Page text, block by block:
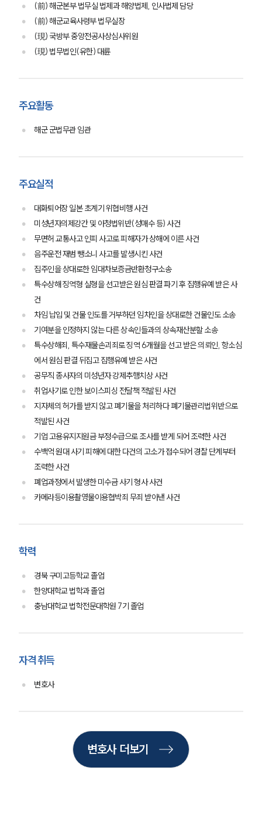
글로벌 파트너 로펌
고객의 소리
통합검색
AI대륜
업무분야
(前) 해군본부 법무실 법제과 해양법제, 인사법제 담당
(前) 해군교육사령부 법무실장
(現) 국방부 중앙전공사상심사위원
(現) 법무법인(유한) 대륜
주요활동
해군 군법무관 임관
주요실적
대화퇴어장 일본 초계기 위협비행 사건
미성년자의제강간 및 아청법위반(성매수 등) 사건
무면허 교통사고 인피 사고로 피해자가 상해에 이른 사건
음주운전 재범 뺑소니 사고를 발생시킨 사건
집주인을 상대로한 임대차보증금반환청구소송
특수상해 징역형 실형을 선고받은 원심 판결 파기 후 집행유예 받은 사
건
차임 납입 및 건물 인도를 거부하던 임차인을 상대로한 건물인도 소송
기여분을 인정하지 않는 다른 상속인들과의 상속재산분할 소송
특수상해죄, 특수재물손괴죄로 징역 6개월을 선고 받은 의뢰인, 항소심
에서 원심 판결 뒤집고 집행유예 받은 사건
공무직 종사자의 미성년자 강제추행치상 사건
취업사기로 인한 보이스피싱 전달책 적발된 사건
지자체의 허가를 받지 않고 폐기물을 처리하다 폐기물관리법위반으로
적발된 사건
기업 고용유지지원금 부정수급으로 조사를 받게 되어 조력한 사건
수백억 원대 사기 피해에 대한 다건의 고소가 접수되어 경찰 단계부터
조력한 사건
폐업과정에서 발생한 미수금 사기 형사 사건
카메라등이용촬영물이용협박죄 무죄 받아낸 사건
학력
경북 구미고등학교 졸업
한양대학교 법학과 졸업
충남대학교 법학전문대학원 7기 졸업
자격 취득
변호사
변호사 더보기